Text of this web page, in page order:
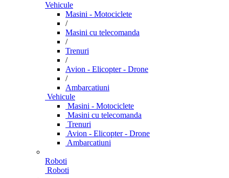
Vehicule
Masini - Motociclete
/
Masini cu telecomanda
/
Trenuri
/
Avion - Elicopter - Drone
/
Ambarcatiuni
Vehicule
Masini - Motociclete
Masini cu telecomanda
Trenuri
Avion - Elicopter - Drone
Ambarcatiuni
Roboti
Roboti